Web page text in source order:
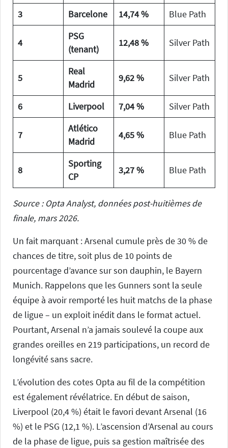
3 Barcelone 14,74 % Blue Path
4
PSG
(tenant)
12,48 % Silver Path
5
Real
Madrid
9,62 % Silver Path
6 Liverpool 7,04 % Silver Path
7
Atlético
Madrid
4,65 % Blue Path
8
Sporting
CP
3,27 % Blue Path
Source : Opta Analyst, données post-huitièmes de
finale, mars 2026.
Un fait marquant : Arsenal cumule près de 30 % de
chances de titre, soit plus de 10 points de
pourcentage d’avance sur son dauphin, le Bayern
Munich. Rappelons que les Gunners sont la seule
équipe à avoir remporté les huit matchs de la phase
de ligue – un exploit inédit dans le format actuel.
Pourtant, Arsenal n’a jamais soulevé la coupe aux
grandes oreilles en 219 participations, un record de
longévité sans sacre.
L’évolution des cotes Opta au fil de la compétition
est également révélatrice. En début de saison,
Liverpool (20,4 %) était le favori devant Arsenal (16
%) et le PSG (12,1 %). L’ascension d’Arsenal au cours
de la phase de ligue, puis sa gestion maîtrisée des